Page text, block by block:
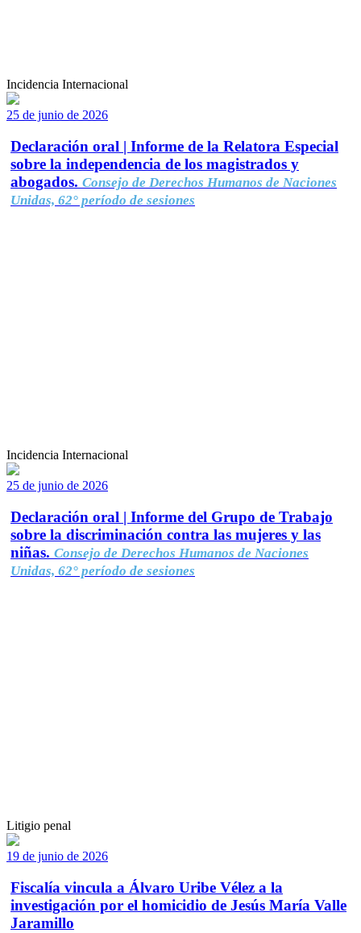
Incidencia Internacional
25 de junio de 2026
Declaración oral | Informe de la Relatora Especial
sobre la independencia de los magistrados y
abogados. Consejo de Derechos Humanos de Naciones
Unidas, 62° período de sesiones
Incidencia Internacional
25 de junio de 2026
Declaración oral | Informe del Grupo de Trabajo
sobre la discriminación contra las mujeres y las
niñas. Consejo de Derechos Humanos de Naciones
Unidas, 62° período de sesiones
Litigio penal
19 de junio de 2026
Fiscalía vincula a Álvaro Uribe Vélez a la
investigación por el homicidio de Jesús María Valle
Jaramillo